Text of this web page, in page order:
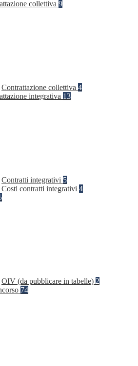
collettiva 9
Contrattazione collettiva 4
integrativa 13
Contratti integrativi 5
Costi contratti integrativi 4
OIV (da pubblicare in tabelle) 2
74